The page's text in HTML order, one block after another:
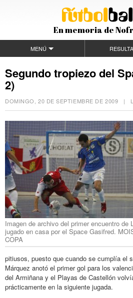
En memoria de
MENÚ
Segundo tropiezo del
2)
DOMINGO, 20 DE SEPTIEMBRE DE 2009 |
Imagen de archivo del primer encuentro de
jugado en casa por el Space Gasifred.
COPA
pitiusos, puesto que cuando se cumplía el
Márquez anotó el primer gol para los
del Armiñana y el Playas de Castellón
prácticamente en la siguiente jugada.